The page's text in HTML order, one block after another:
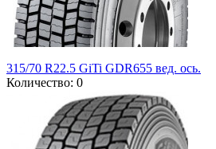
315/70 R22.5 GiTi GDR655 вед. ось.
Количество: 0